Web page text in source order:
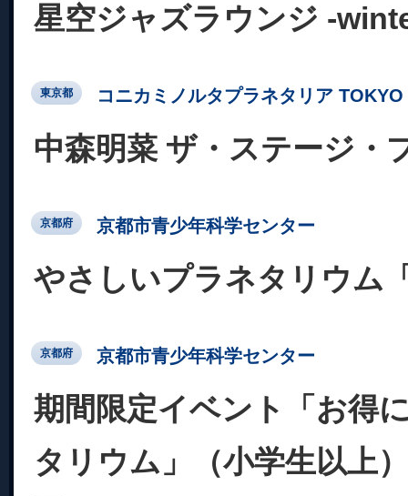
星空ジャズラウンジ -
東京都 コニカミノルタプラネタリア TOKYO
中森明菜 ザ・ステージ・
京都府 京都市青少年科学センター
やさしいプラネタリウム
京都府 京都市青少年科学センター
期間限定イベント「お得
タリウム」（小学生以